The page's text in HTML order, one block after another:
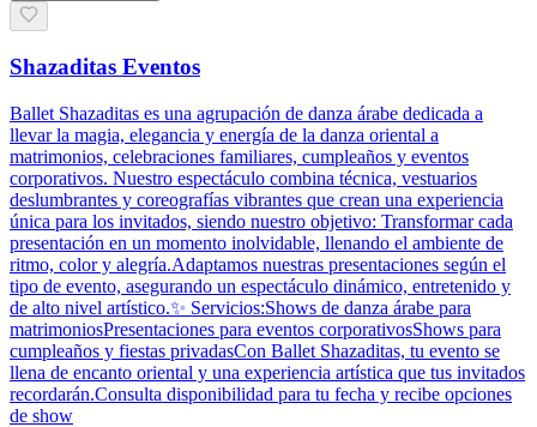
Shazaditas Eventos
Ballet Shazaditas es una agrupación de danza árabe dedicada a
llevar la magia, elegancia y energía de la danza oriental a
matrimonios, celebraciones familiares, cumpleaños y eventos
corporativos. Nuestro espectáculo combina técnica, vestuarios
deslumbrantes y coreografías vibrantes que crean una experiencia
única para los invitados, siendo nuestro objetivo: Transformar cada
presentación en un momento inolvidable, llenando el ambiente de
ritmo, color y alegría.Adaptamos nuestras presentaciones según el
tipo de evento, asegurando un espectáculo dinámico, entretenido y
de alto nivel artístico.✨ Servicios:Shows de danza árabe para
matrimoniosPresentaciones para eventos corporativosShows para
cumpleaños y fiestas privadasCon Ballet Shazaditas, tu evento se
llena de encanto oriental y una experiencia artística que tus invitados
recordarán.Consulta disponibilidad para tu fecha y recibe opciones
de show